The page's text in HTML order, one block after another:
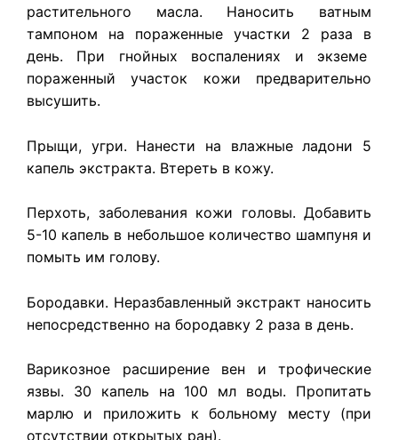
растительного масла. Наносить ватным
тампоном на пораженные участки 2 раза в
день. При гнойных воспалениях и экземе
пораженный участок кожи предварительно
высушить.
Прыщи, угри. Нанести на влажные ладони 5
капель экстракта. Втереть в кожу.
Перхоть, заболевания кожи головы. Добавить
5-10 капель в небольшое количество шампуня и
помыть им голову.
Бородавки. Неразбавленный экстракт наносить
непосредственно на бородавку 2 раза в день.
Варикозное расширение вен и трофические
язвы. 30 капель на 100 мл воды. Пропитать
марлю и приложить к больному месту (при
отсутствии открытых ран).